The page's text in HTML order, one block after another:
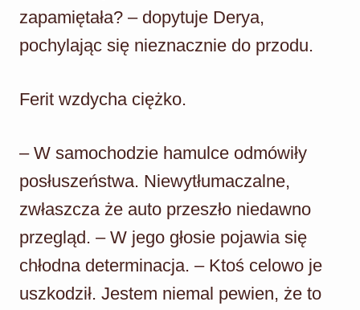
zapamiętała? – dopytuje Derya,
pochylając się nieznacznie do przodu.
Ferit wzdycha ciężko.
– W samochodzie hamulce odmówiły
posłuszeństwa. Niewytłumaczalne,
zwłaszcza że auto przeszło niedawno
przegląd. – W jego głosie pojawia się
chłodna determinacja. – Ktoś celowo je
uszkodził. Jestem niemal pewien, że to